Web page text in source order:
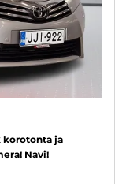
korotonta ja
Navi!